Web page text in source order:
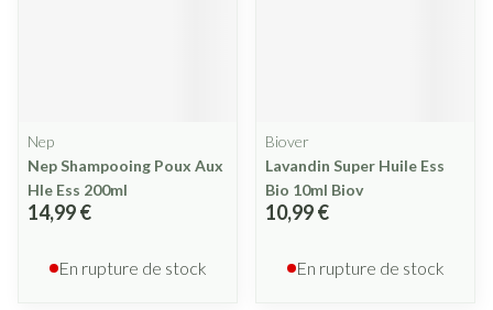
Nep
Nep Shampooing Poux Aux
Hle Ess 200ml
14,99 €
En rupture de stock
Biover
Lavandin Super Huile Ess
Bio 10ml Biov
10,99 €
En rupture de stock